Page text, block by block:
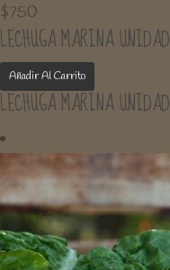
$750
LECHUGA MARINA UNIDAD
Añadir Al Carrito
LECHUGA MARINA UNIDAD